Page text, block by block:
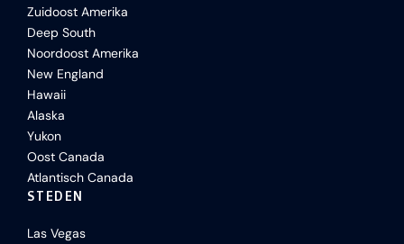
Zuidoost Amerika
Deep South
Noordoost Amerika
New England
Hawaii
Alaska
Yukon
Oost Canada
Atlantisch Canada
STEDEN
Las Vegas